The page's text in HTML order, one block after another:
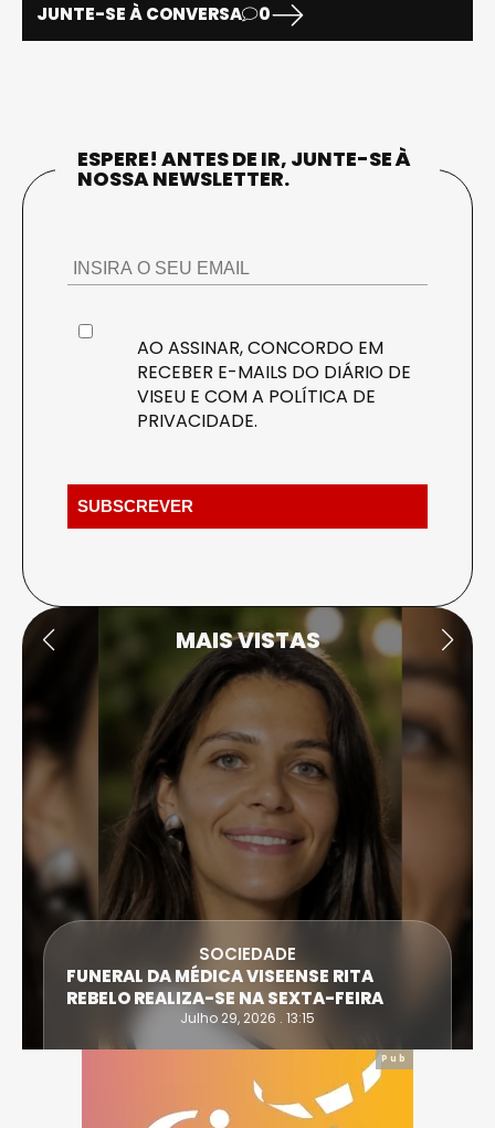
JUNTE-SE À CONVERSA 0
ESPERE! ANTES DE IR, JUNTE-SE À
NOSSA NEWSLETTER.
AO ASSINAR, CONCORDO EM
RECEBER E-MAILS DO DIÁRIO DE
VISEU E COM A POLÍTICA DE
PRIVACIDADE.
MAIS VISTAS
SOCIEDADE
FUNERAL DA MÉDICA VISEENSE RITA
REBELO REALIZA-SE NA SEXTA-FEIRA
Julho 29, 2026 . 13:15
Pub